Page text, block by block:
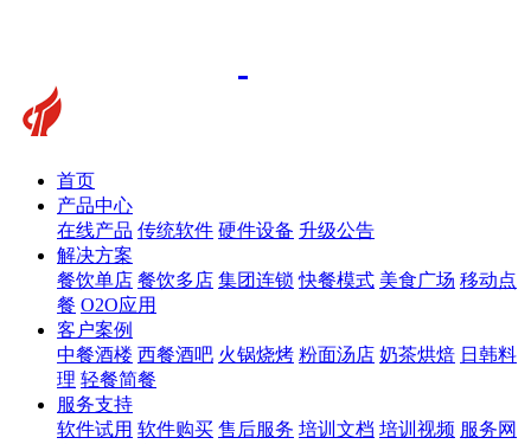
首页
产品中心
在线产品 传统软件 硬件设备 升级公告
解决方案
餐饮单店 餐饮多店 集团连锁 快餐模式 美食广场 移动点
餐 O2O应用
客户案例
中餐酒楼 西餐酒吧 火锅烧烤 粉面汤店 奶茶烘焙 日韩料
理 轻餐简餐
服务支持
软件试用 软件购买 售后服务 培训文档 培训视频 服务网